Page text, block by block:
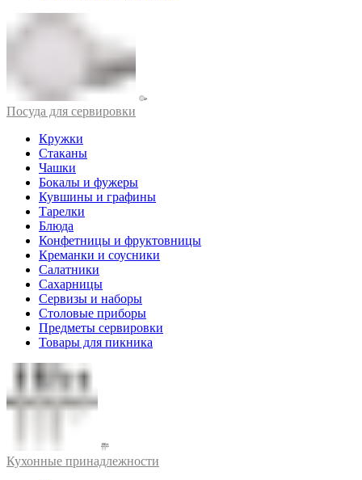
Посуда для сервировки
Кружки
Стаканы
Чашки
Бокалы и фужеры
Кувшины и графины
Тарелки
Блюда
Конфетницы и фруктовницы
Креманки и соусники
Салатники
Сахарницы
Сервизы и наборы
Столовые приборы
Предметы сервировки
Товары для пикника
Кухонные принадлежности